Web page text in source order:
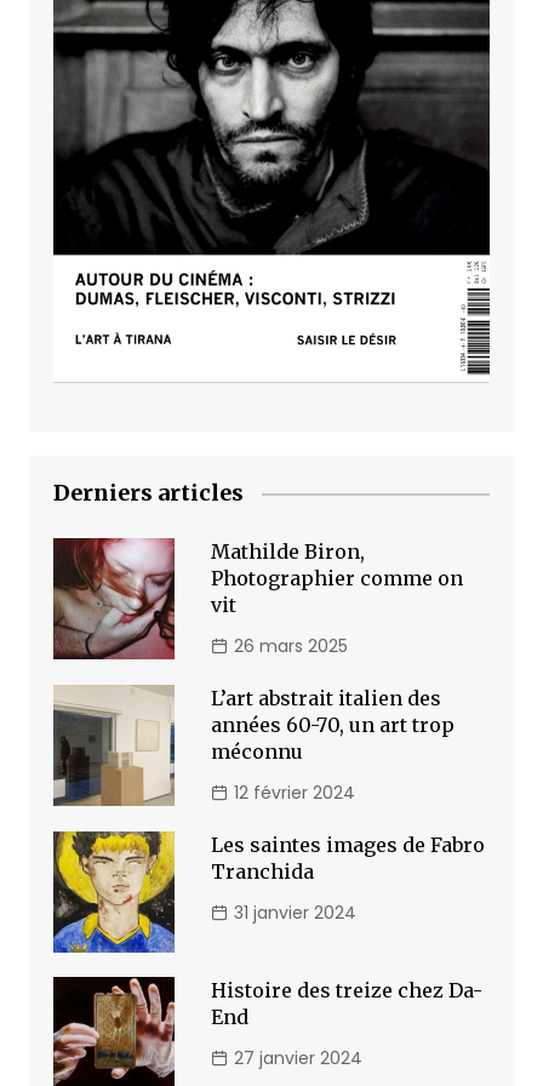
Derniers articles
Mathilde Biron,
Photographier comme on
vit
26 mars 2025
L’art abstrait italien des
années 60-70, un art trop
méconnu
12 février 2024
Les saintes images de Fabro
Tranchida
31 janvier 2024
Histoire des treize chez Da-
End
27 janvier 2024